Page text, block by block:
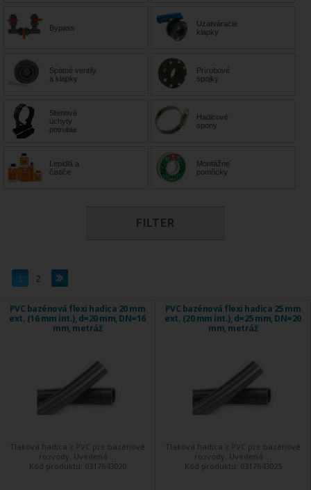
Bypass
Uzatváracie
klapky
Spätné ventily
a klapky
Prírubové
spojky
Stenové
úchyty
potrubia
Hadicové
spony
Lepidlá a
čističe
Montážne
pomôcky
FILTER
1 2
PVC bazénová flexi hadica 20 mm
ext. (16 mm int.), d=20 mm, DN=16
mm, metráž
Tlaková hadica z PVC pre bazénové
rozvody. Uvedená ...
Kód produktu: 0317643020
PVC bazénová flexi hadica 25 mm
ext. (20 mm int.), d=25 mm, DN=20
mm, metráž
Tlaková hadica z PVC pre bazénové
rozvody. Uvedená ...
Kód produktu: 0317643025